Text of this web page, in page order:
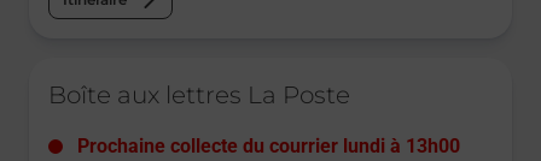
Boîte aux lettres La Poste
Prochaine collecte du courrier lundi à 13h00